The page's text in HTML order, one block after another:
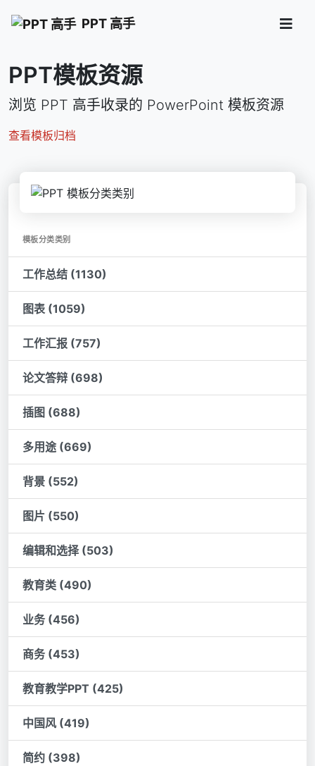
PPT 高手
PPT模板资源
浏览 PPT 高手收录的 PowerPoint 模板资源
查看模板归档
模板分类类别
工作总结 (1130)
图表 (1059)
工作汇报 (757)
论文答辩 (698)
插图 (688)
多用途 (669)
背景 (552)
图片 (550)
编辑和选择 (503)
教育类 (490)
业务 (456)
商务 (453)
教育教学PPT (425)
中国风 (419)
简约 (398)